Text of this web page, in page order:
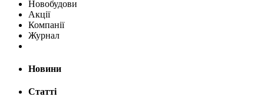
Новобудови
Акції
Компанії
Журнал
Новини
Статті